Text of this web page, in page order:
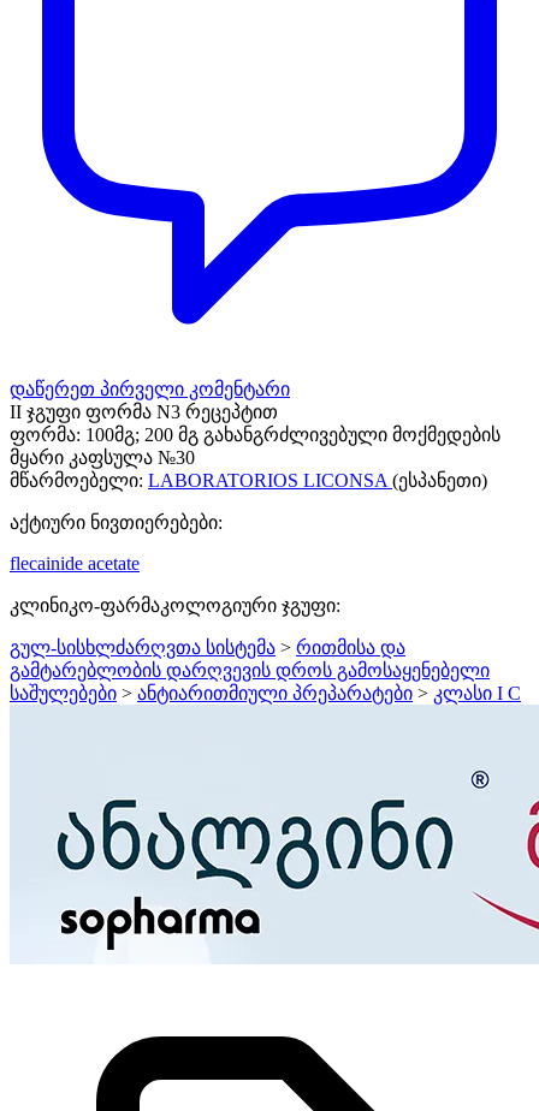
დაწერეთ პირველი კომენტარი
II ჯგუფი ფორმა N3 რეცეპტით
ფორმა: 100მგ; 200 მგ გახანგრძლივებული მოქმედების
მყარი კაფსულა №30
მწარმოებელი: LABORATORIOS LICONSA (ესპანეთი)
აქტიური ნივთიერებები:
flecainide acetate
კლინიკო-ფარმაკოლოგიური ჯგუფი:
გულ-სისხლძარღვთა სისტემა > რითმისა და
გამტარებლობის დარღვევის დროს გამოსაყენებელი
საშულებები > ანტიარითმიული პრეპარატები > კლასი I C